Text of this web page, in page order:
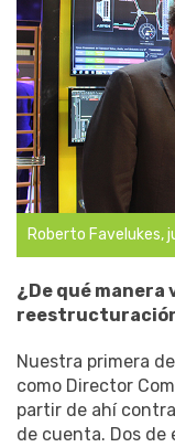
Roberto Favelukes,
¿De qué manera
reestructuración
Nuestra primera
como Director
partir de ahí
de cuenta. Dos